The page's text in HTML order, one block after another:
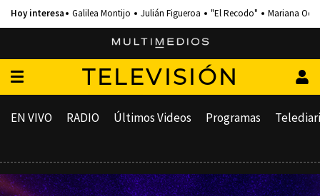
Galilea Montijo Julián Figueroa "El Recodo" Mariana
TELEVISIÓN
EN VIVO RADIO Últimos Videos Programas